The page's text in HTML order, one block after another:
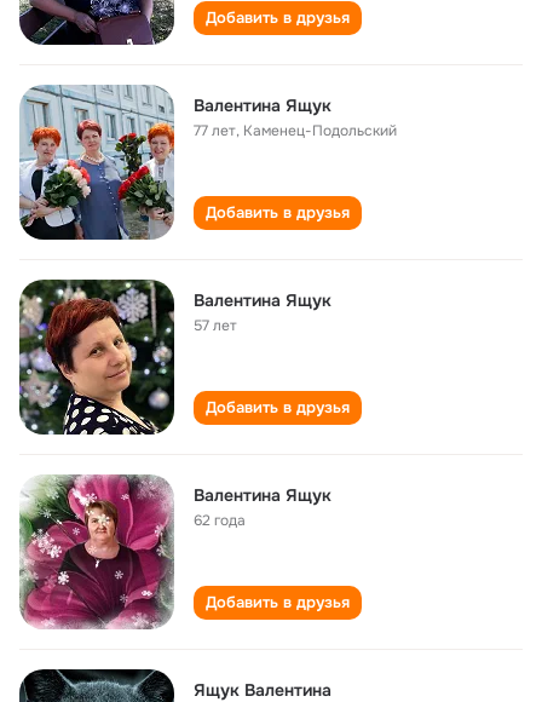
Добавить в друзья
Валентина Ящук
77 лет, Каменец-Подольский
Добавить в друзья
Валентина Ящук
57 лет
Добавить в друзья
Валентина Ящук
62 года
Добавить в друзья
Ящук Валентина